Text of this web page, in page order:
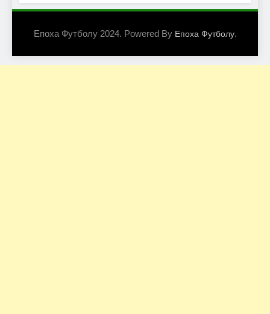
Епоха Футболу 2024. Powered By Епоха Футболу.